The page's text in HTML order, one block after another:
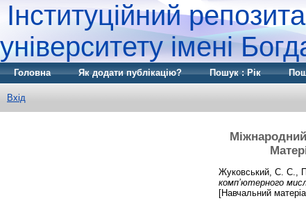
Інституційний
університету імені
Головна Як додати публікацію? Пошук : Рік
Вхід
Жуковський, С. С.
комп’ютерного
[Навчальний